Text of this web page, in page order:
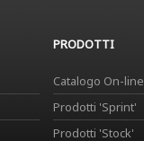
PRODOTTI
Catalogo On-line
Prodotti 'Sprint'
Prodotti 'Stock'